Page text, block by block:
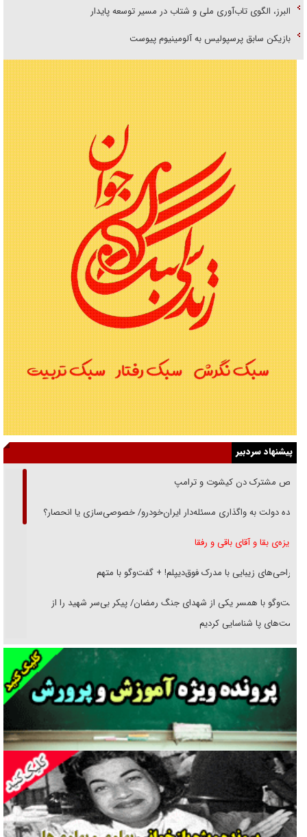
البرز، الگوی تاب‌آوری ملی و شتاب در مسیر توسعه پایدار
بازیکن سابق پرسپولیس به آلومینیوم پیوست
پیشنهاد سردبیر
رقص مشترک دن کیشوت و ترامپ
دنده دولت به واگذاری مسئله‌دار ایران‌خودرو/ خصوصی‌سازی یا انحصار؟
غریزه‌ی بقا و آقای باقی و رفقا
جراحی‌های زیبایی با مدرک فوق‌دیپلم! + گفت‌وگو با متهم
گفت‌وگو با همسر یکی از شهدای جنگ رمضان/ پیکر بی‌سر شهید را از
انگشت‌های پا شناسایی کردیم
نسلی که آنلاین الگو می‌گیرد
گفت‌وگو با آیت‌الله جاودان/ جفای مخالفان مکانت معنوی رهبر شهید را
ارتقا می‌داد
راننده مست به قانون می‌خندد
همه آقای دوربینی شده‌ایم!
قصه ناتمام سرویس مدارس
آیا مقاومت فلسطین خلع‌سلاح می‌شود؟